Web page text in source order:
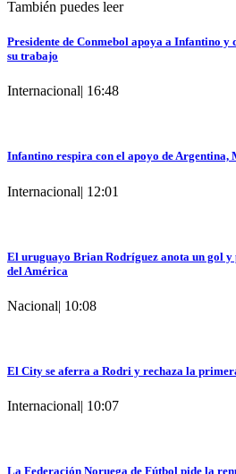
También puedes leer
Presidente de Conmebol apoya a Infantino y
su trabajo
Internacional| 16:48
Infantino respira con el apoyo de Argentina,
Internacional| 12:01
El uruguayo Brian Rodríguez anota un gol y
del América
Nacional| 10:08
El City se aferra a Rodri y rechaza la
Internacional| 10:07
La Federación Noruega de Fútbol pide la